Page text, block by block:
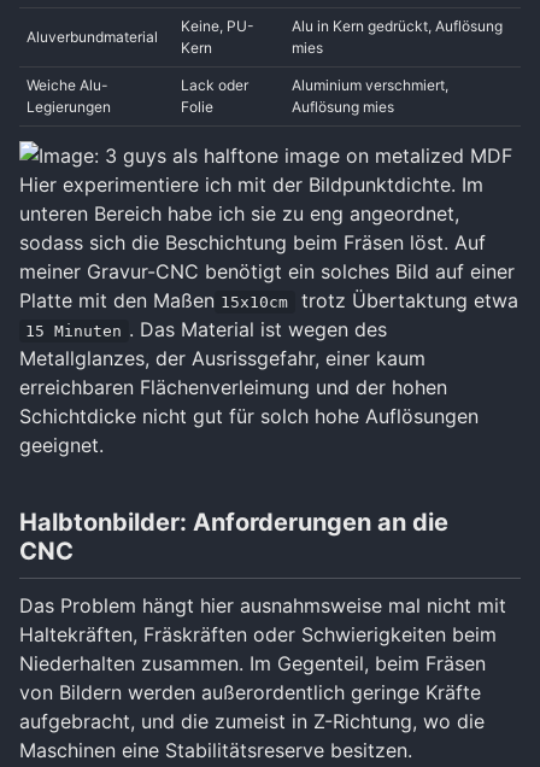
Aluverbundmaterial
Keine, PU-
Kern
Alu in Kern gedrückt, Auflösung
mies
Weiche Alu-
Legierungen
Lack oder
Folie
Aluminium verschmiert,
Auflösung mies
Hier experimentiere ich mit der Bildpunktdichte. Im
unteren Bereich habe ich sie zu eng angeordnet,
sodass sich die Beschichtung beim Fräsen löst. Auf
meiner Gravur-CNC benötigt ein solches Bild auf einer
Platte mit den Maßen 15x10cm trotz Übertaktung etwa
15 Minuten . Das Material ist wegen des
Metallglanzes, der Ausrissgefahr, einer kaum
erreichbaren Flächenverleimung und der hohen
Schichtdicke nicht gut für solch hohe Auflösungen
geeignet.
Halbtonbilder: Anforderungen an die
CNC
Das Problem hängt hier ausnahmsweise mal nicht mit
Haltekräften, Fräskräften oder Schwierigkeiten beim
Niederhalten zusammen. Im Gegenteil, beim Fräsen
von Bildern werden außerordentlich geringe Kräfte
aufgebracht, und die zumeist in Z-Richtung, wo die
Maschinen eine Stabilitätsreserve besitzen.